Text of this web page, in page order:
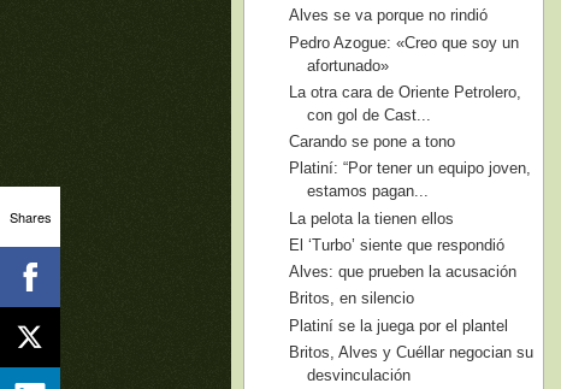
Alves se va porque no rindió
Pedro Azogue: «Creo que soy un
afortunado»
La otra cara de Oriente Petrolero,
con gol de Cast...
Carando se pone a tono
Platiní: “Por tener un equipo joven,
estamos pagan...
La pelota la tienen ellos
El ‘Turbo’ siente que respondió
Alves: que prueben la acusación
Britos, en silencio
Platiní se la juega por el plantel
Britos, Alves y Cuéllar negocian su
desvinculación
Shares